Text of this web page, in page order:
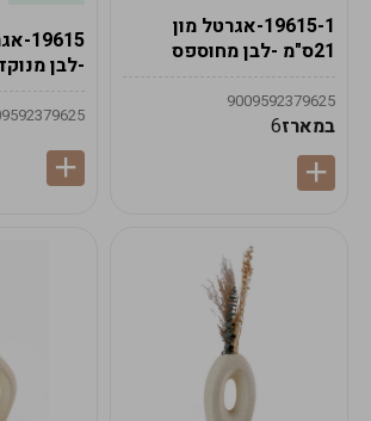
19615-1-אגרטל מון
21ס"מ -לבן מחוספס
9009592379625
במארז6
-לבן